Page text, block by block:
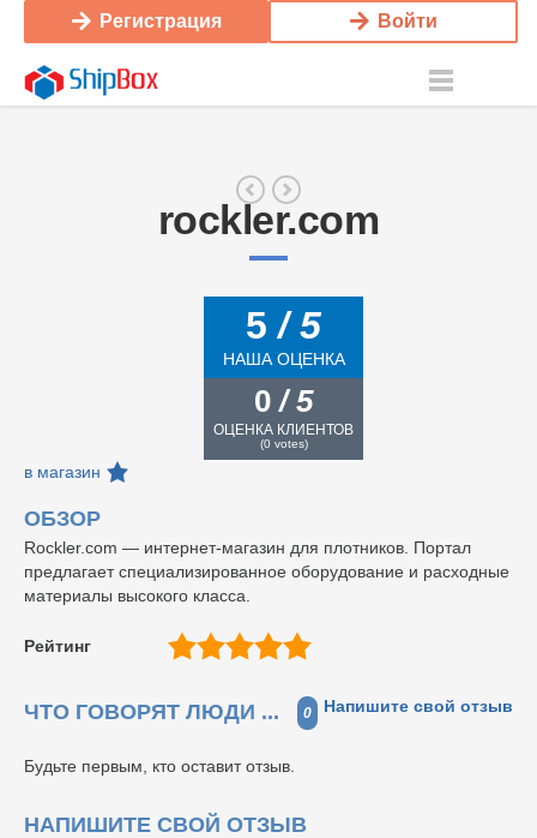
Регистрация Войти
rockler.com
5/ 5
НАША ОЦЕНКА
0 / 5
ОЦЕНКА КЛИЕНТОВ
(0votes)
в магазин
ОБЗОР
Rockler.com — интернет-магазин для плотников. Портал
предлагает специализированное оборудование и расходные
материалы высокого класса.
Рейтинг
ЧТО ГОВОРЯТ ЛЮДИ ... 0 Напишите свой отзыв
Будьте первым, кто оставит отзыв.
НАПИШИТЕ СВОЙ ОТЗЫВ